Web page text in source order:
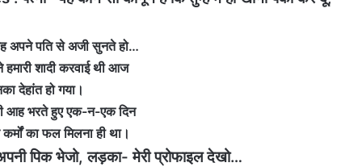
अपने पति से अजी सुनते हो…
शादी करवाई थी आज
देहांत हो गया।
आह भरते हुए एक-न-एक दिन
का फल मिलना ही था।
पिक भेजो, लड़का- मेरी प्रोफाइल देखो…